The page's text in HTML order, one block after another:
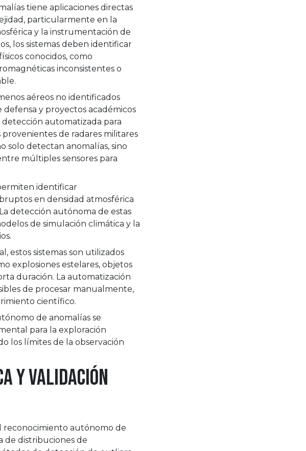
tiene aplicaciones directas
particularmente en la
y la instrumentación de
los sistemas deben identificar
conocidos, como
inconsistentes o
aéreos no identificados
defensa y proyectos académicos
detección automatizada para
de radares militares
solo detectan anomalías, sino
múltiples sensores para
identificar
en densidad atmosférica
detección autónoma de estas
de simulación climática y la
estos sistemas son utilizados
explosiones estelares, objetos
duración. La automatización
de procesar manualmente,
científico.
de anomalías se
para la exploración
los límites de la observación
y validación
reconocimiento autónomo de
de distribuciones de